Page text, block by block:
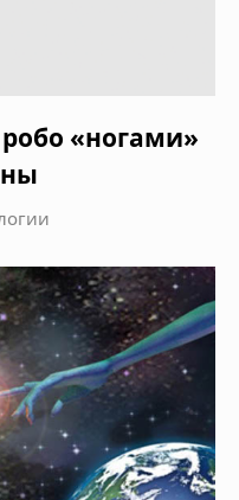
«ногами»